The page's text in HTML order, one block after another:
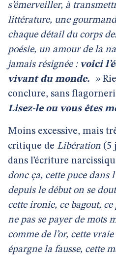
s’émerveiller, à
littérature, une
chaque détail du corps
poésie, un amour de la
jamais résignée : voici
vivant du monde. »
conclure, sans
Lisez-le ou vous êtes
Moins excessive, mais
critique de Libération (5
dans l’écriture
donc ça, cette puce dans
depuis le début on se
cette ironie, ce bagout,
ne pas se payer de mots
comme de l’or, cette
épargne la fausse, cette